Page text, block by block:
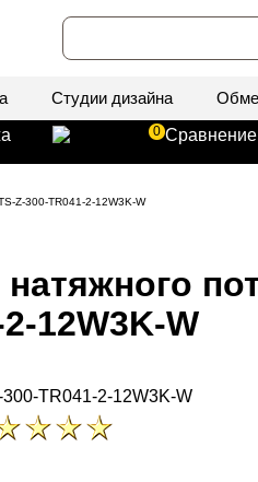
Студии дизайна
0 Сравнение
Z-300-TR041-2-12W3K-W
12W3K-W
TR041-2-12W3K-W